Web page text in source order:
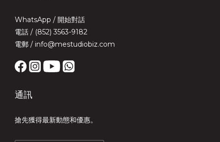
WhatsApp / 開始對話
電話 / (852) 3563-9182
電郵 / info@mestudiobiz.com
通訊
搶先獲得最新動態和優惠。